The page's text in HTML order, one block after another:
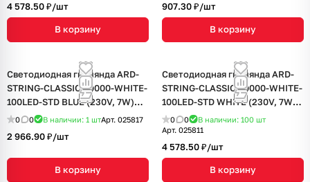
4 578.50 ₽/шт
В корзину
907.30 ₽/шт
В корзину
Светодиодная гирлянда ARD-
STRING-CLASSIC-10000-WHITE-
100LED-STD BLUE (230V, 7W)
(Ardecoled, IP65, 1 год)
0 0 В наличии: 1 штАрт. 025817
2 966.90 ₽/шт
В корзину
Светодиодная гирлянда ARD-
STRING-CLASSIC-10000-WHITE-
100LED-STD WHITE (230V, 7W)
(Ardecoled, IP65, 1 год)
0 0 В наличии: 100 шт
Арт. 025811
4 578.50 ₽/шт
В корзину